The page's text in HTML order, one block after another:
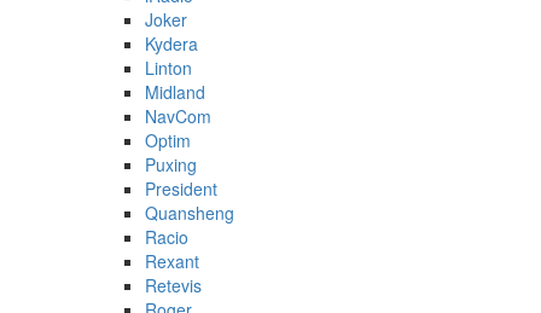
Joker
Kydera
Linton
Midland
NavCom
Optim
Puxing
President
Quansheng
Racio
Rexant
Retevis